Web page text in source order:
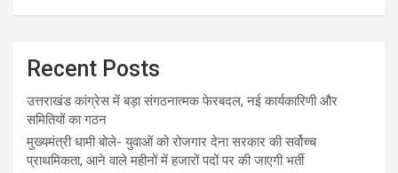
Recent Posts
उत्तराखंड कांग्रेस में बड़ा संगठनात्मक फेरबदल, नई कार्यकारिणी और
समितियों का गठन
मुख्यमंत्री धामी बोले- युवाओं को रोजगार देना सरकार की सर्वोच्च
प्राथमिकता, आने वाले महीनों में हजारों पदों पर की जाएगी भर्ती